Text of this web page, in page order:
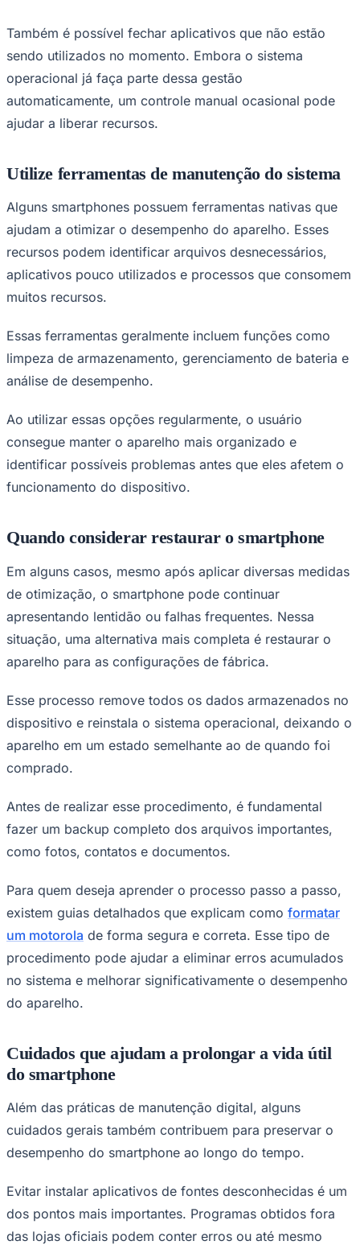
Botafogo
Internacional
Também é possível fechar aplicativos que não estão
sendo utilizados no momento. Embora o sistema
operacional já faça parte dessa gestão
automaticamente, um controle manual ocasional pode
ajudar a liberar recursos.
Utilize ferramentas de manutenção do sistema
Alguns smartphones possuem ferramentas nativas que
ajudam a otimizar o desempenho do aparelho. Esses
recursos podem identificar arquivos desnecessários,
aplicativos pouco utilizados e processos que consomem
muitos recursos.
Essas ferramentas geralmente incluem funções como
limpeza de armazenamento, gerenciamento de bateria e
análise de desempenho.
Ao utilizar essas opções regularmente, o usuário
consegue manter o aparelho mais organizado e
identificar possíveis problemas antes que eles afetem o
funcionamento do dispositivo.
Quando considerar restaurar o smartphone
Em alguns casos, mesmo após aplicar diversas medidas
de otimização, o smartphone pode continuar
apresentando lentidão ou falhas frequentes. Nessa
situação, uma alternativa mais completa é restaurar o
aparelho para as configurações de fábrica.
Esse processo remove todos os dados armazenados no
dispositivo e reinstala o sistema operacional, deixando o
aparelho em um estado semelhante ao de quando foi
comprado.
Antes de realizar esse procedimento, é fundamental
fazer um backup completo dos arquivos importantes,
como fotos, contatos e documentos.
Para quem deseja aprender o processo passo a passo,
existem guias detalhados que explicam como formatar
um motorola de forma segura e correta. Esse tipo de
procedimento pode ajudar a eliminar erros acumulados
no sistema e melhorar significativamente o desempenho
do aparelho.
Cuidados que ajudam a prolongar a vida útil
do smartphone
Além das práticas de manutenção digital, alguns
cuidados gerais também contribuem para preservar o
desempenho do smartphone ao longo do tempo.
Evitar instalar aplicativos de fontes desconhecidas é um
dos pontos mais importantes. Programas obtidos fora
das lojas oficiais podem conter erros ou até mesmo